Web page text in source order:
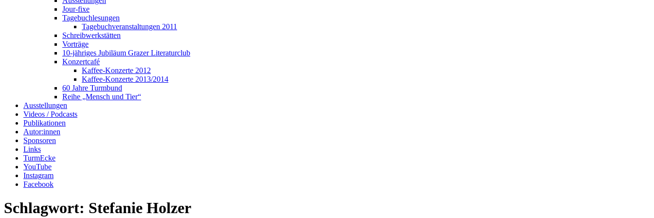
Jour-fixe
Tagebuchlesungen
Tagebuchveranstaltungen 2011
Schreibwerkstätten
Vorträge
10-jähriges Jubiläum Grazer Literaturclub
Konzertcafé
Kaffee-Konzerte 2012
Kaffee-Konzerte 2013/2014
60 Jahre Turmbund
Reihe „Mensch und Tier“
Ausstellungen
Videos / Podcasts
Publikationen
Autor:innen
Sponsoren
Links
TurmEcke
YouTube
Instagram
Facebook
Schlagwort: Stefanie Holzer